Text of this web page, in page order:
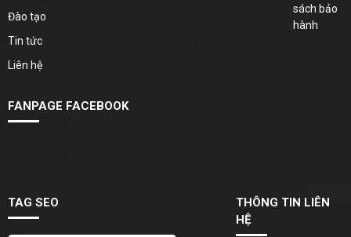
Đào tạo
Tin tức
Liên hệ
sách bảo
hành
FANPAGE FACEBOOK
TAG SEO
THÔNG TIN LIÊN
HỆ